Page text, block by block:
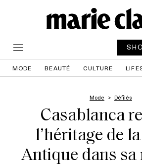
MODE BEAUTÉ CULTURE
Mode Défilés
Casablanca
l’héritage de
Antique dans sa